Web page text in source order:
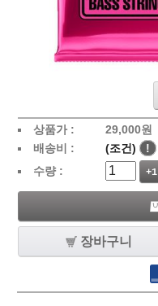
상품가 : 29,000원
배송비 :
(조건) !
수량 :
+1
장바구니